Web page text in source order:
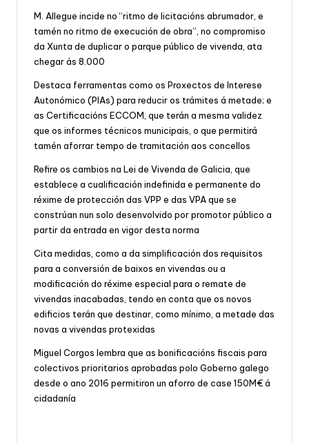
M. Allegue incide no “ritmo de licitacións abrumador, e
tamén no ritmo de execución de obra”, no compromiso
da Xunta de duplicar o parque público de vivenda, ata
chegar ás 8.000
Destaca ferramentas como os Proxectos de Interese
Autonómico (PIAs) para reducir os trámites á metade; e
as Certificacións ECCOM, que terán a mesma validez
que os informes técnicos municipais, o que permitirá
tamén aforrar tempo de tramitación aos concellos
Refire os cambios na Lei de Vivenda de Galicia, que
establece a cualificación indefinida e permanente do
réxime de protección das VPP e das VPA que se
constrúan nun solo desenvolvido por promotor público a
partir da entrada en vigor desta norma
Cita medidas, como a da simplificación dos requisitos
para a conversión de baixos en vivendas ou a
modificación do réxime especial para o remate de
vivendas inacabadas, tendo en conta que os novos
edificios terán que destinar, como mínimo, a metade das
novas a vivendas protexidas
Miguel Corgos lembra que as bonificacións fiscais para
colectivos prioritarios aprobadas polo Goberno galego
desde o ano 2016 permitiron un aforro de case 150M€ á
cidadanía